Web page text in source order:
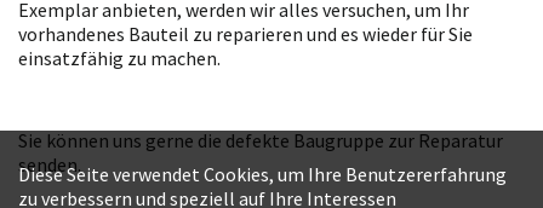
Exemplar anbieten, werden wir alles versuchen, um Ihr
vorhandenes Bauteil zu reparieren und es wieder für Sie
einsatzfähig zu machen.
Sie können uns gerne die defekte Baugruppe zur Reparatur
senden.
Diese Seite verwendet Cookies, um Ihre Benutzererfahrung
zu verbessern und speziell auf Ihre Interessen